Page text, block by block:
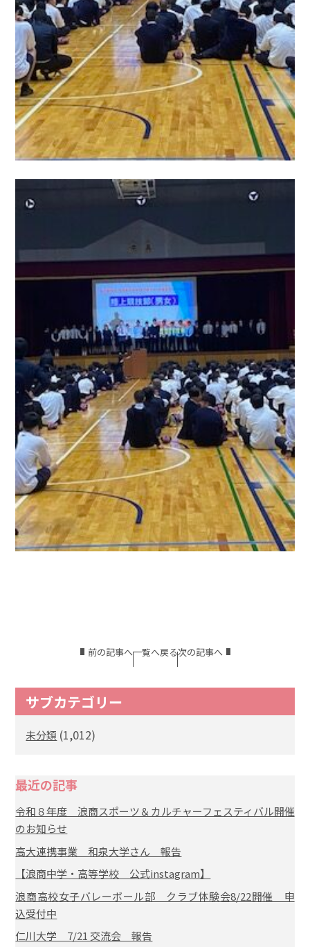
前の記事へ一覧へ戻る次の記事へ
サブカテゴリー
未分類 (1,012)
最近の記事
令和８年度 浪商スポーツ＆カルチャーフェスティバル開催
のお知らせ
高大連携事業 和泉大学さん 報告
【浪商中学・高等学校 公式instagram】
浪商高校女子バレーボール部 クラブ体験会8/22開催 申
込受付中
仁川大学 7/21 交流会 報告